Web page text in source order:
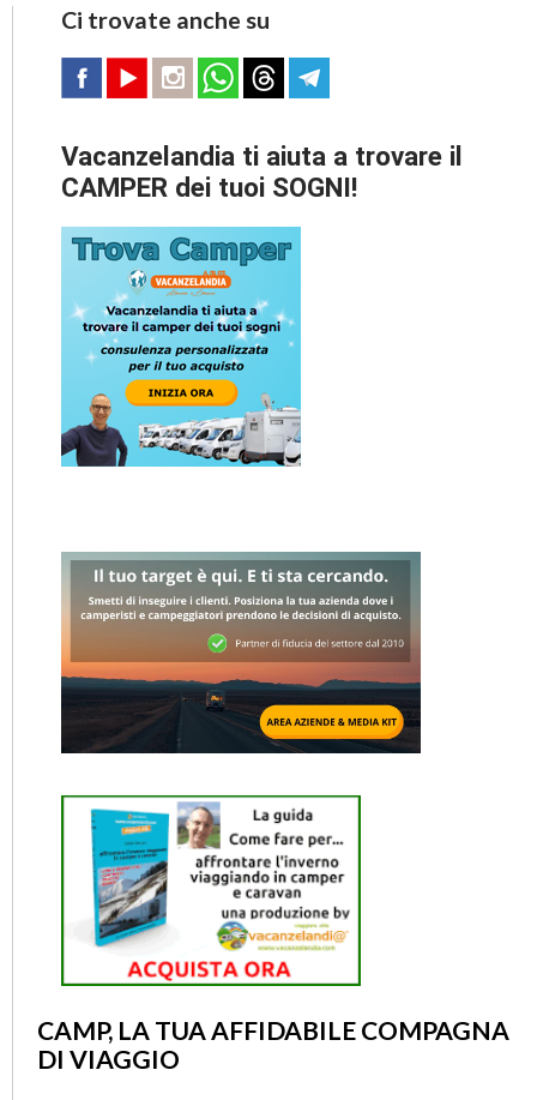
Ci trovate anche su
Vacanzelandia ti aiuta a trovare il
CAMPER dei tuoi SOGNI!
CAMP, LA TUA AFFIDABILE COMPAGNA
DI VIAGGIO